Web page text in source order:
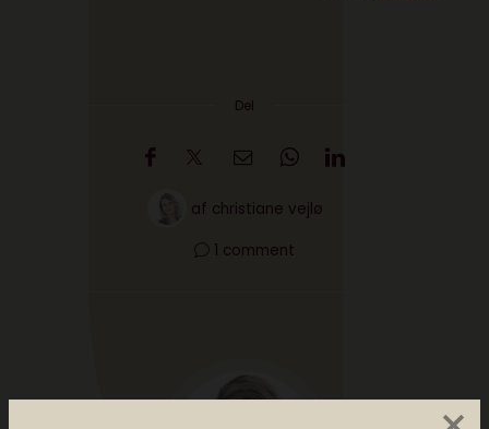
Del
af christiane vejlø
1 comment